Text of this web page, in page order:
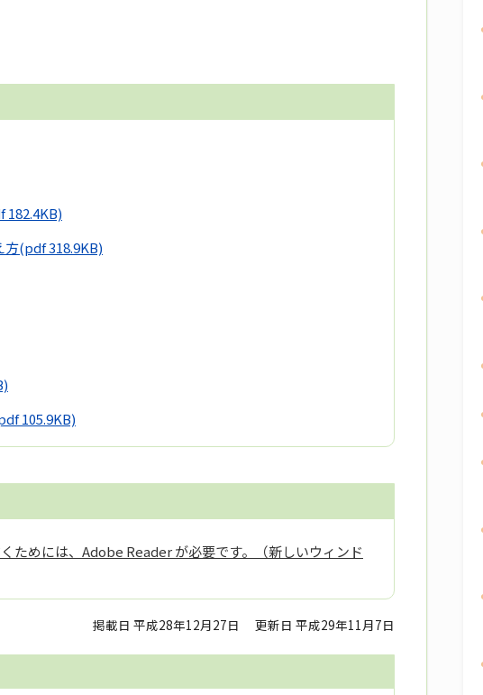
182.4KB)
方(pdf 318.9KB)
105.9KB)
ためには、Adobe Reader が必要です。（新しいウィンド
掲載日 平成28年12月27日 更新日 平成29年11月7日